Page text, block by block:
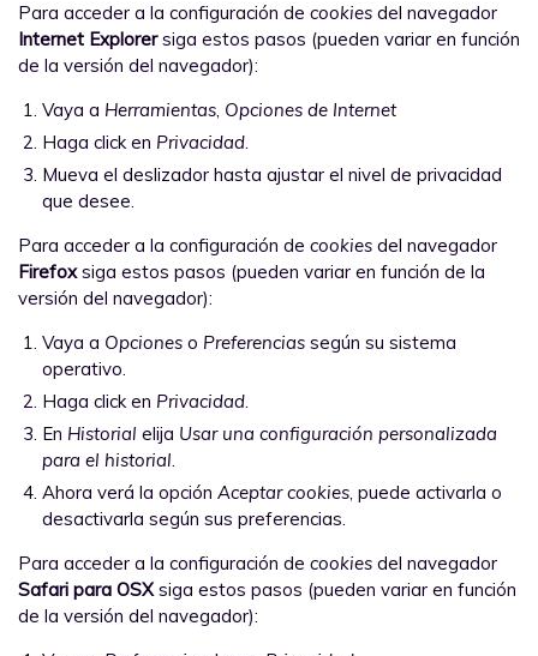
Para acceder a la configuración de cookies del navegador
Internet Explorersiga estos pasos (pueden variar en función
de la versión del navegador):
Vaya a Herramientas, Opciones de Internet
Haga click en Privacidad.
Mueva el deslizador hasta ajustar el nivel de privacidad
que desee.
Para acceder a la configuración de cookies del navegador
Firefoxsiga estos pasos (pueden variar en función de la
versión del navegador):
Vaya a Opciones o Preferencias según su sistema
operativo.
Haga click en Privacidad.
En Historial elija Usar una configuración personalizada
para el historial.
Ahora verá la opción Aceptar cookies, puede activarla o
desactivarla según sus preferencias.
Para acceder a la configuración de cookies del navegador
Safari para OSXsiga estos pasos (pueden variar en función
de la versión del navegador):